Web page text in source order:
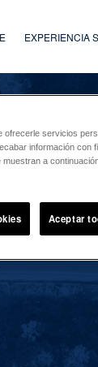
EXPERIENCIA
ofrecerle servicios
información con
a
Aceptar